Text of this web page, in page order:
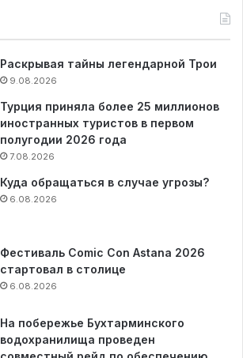
Раскрывая тайны легендарной Трои
9.08.2026
Турция приняла более 25 миллионов
иностранных туристов в первом
полугодии 2026 года
7.08.2026
Куда обращаться в случае угрозы?
6.08.2026
Фестиваль Comic Con Astana 2026
стартовал в столице
6.08.2026
На побережье Бухтарминского
водохранилища проведен